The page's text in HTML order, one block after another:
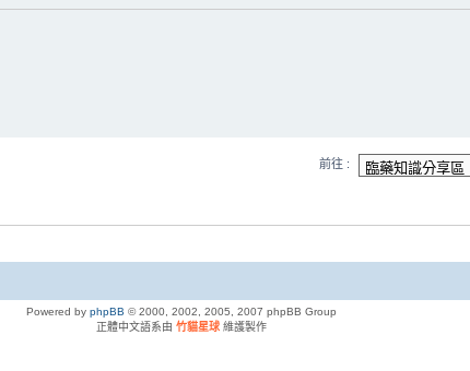
前往 :
Powered by phpBB © 2000, 2002, 2005, 2007 phpBB Group
正體中文語系由 竹貓星球 維護製作